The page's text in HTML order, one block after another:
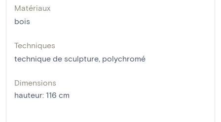
Matériaux
bois
Techniques
technique de sculpture, polychromé
Dimensions
hauteur: 116 cm